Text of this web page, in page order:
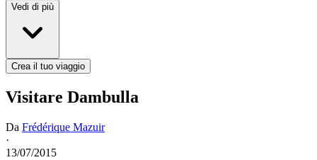
Vedi di più
Crea il tuo viaggio
Visitare Dambulla
Da Frédérique Mazuir
·
13/07/2015